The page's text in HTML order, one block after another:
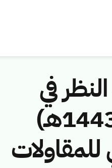
في
مخالفات نظام الاتصالات رقم (4374351/ق/1443هـ)